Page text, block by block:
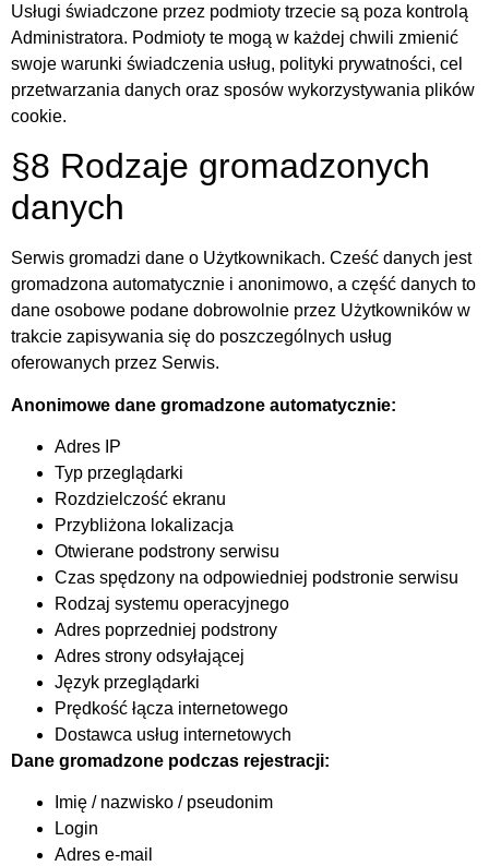
Usługi świadczone przez podmioty trzecie są poza kontrolą
Administratora. Podmioty te mogą w każdej chwili zmienić
swoje warunki świadczenia usług, polityki prywatności, cel
przetwarzania danych oraz sposów wykorzystywania plików
cookie.
§8 Rodzaje gromadzonych
danych
Serwis gromadzi dane o Użytkownikach. Cześć danych jest
gromadzona automatycznie i anonimowo, a część danych to
dane osobowe podane dobrowolnie przez Użytkowników w
trakcie zapisywania się do poszczególnych usług
oferowanych przez Serwis.
Anonimowe dane gromadzone automatycznie:
Adres IP
Typ przeglądarki
Rozdzielczość ekranu
Przybliżona lokalizacja
Otwierane podstrony serwisu
Czas spędzony na odpowiedniej podstronie serwisu
Rodzaj systemu operacyjnego
Adres poprzedniej podstrony
Adres strony odsyłającej
Język przeglądarki
Prędkość łącza internetowego
Dostawca usług internetowych
Dane gromadzone podczas rejestracji:
Imię / nazwisko / pseudonim
Login
Adres e-mail